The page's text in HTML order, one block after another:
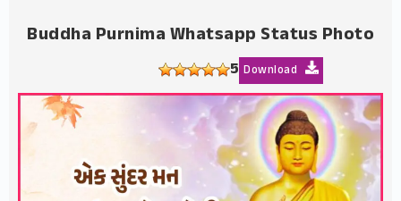
Buddha Purnima Whatsapp Status Photo
5 Download